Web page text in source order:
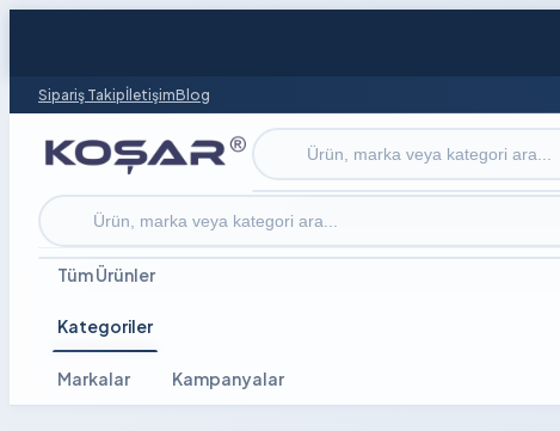
Sipariş TakipİletişimBlog
Ürün ara
Ürün ara
Tüm Ürünler
Kategoriler
Markalar Kampanyalar